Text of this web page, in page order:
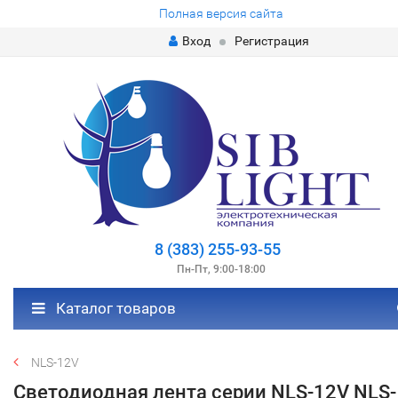
Полная версия сайта
Вход
Регистрация
8 (383) 255-93-55
Пн-Пт, 9:00-18:00
Каталог товаров
NLS-12V
Светодиодная лента серии NLS-12V NLS-